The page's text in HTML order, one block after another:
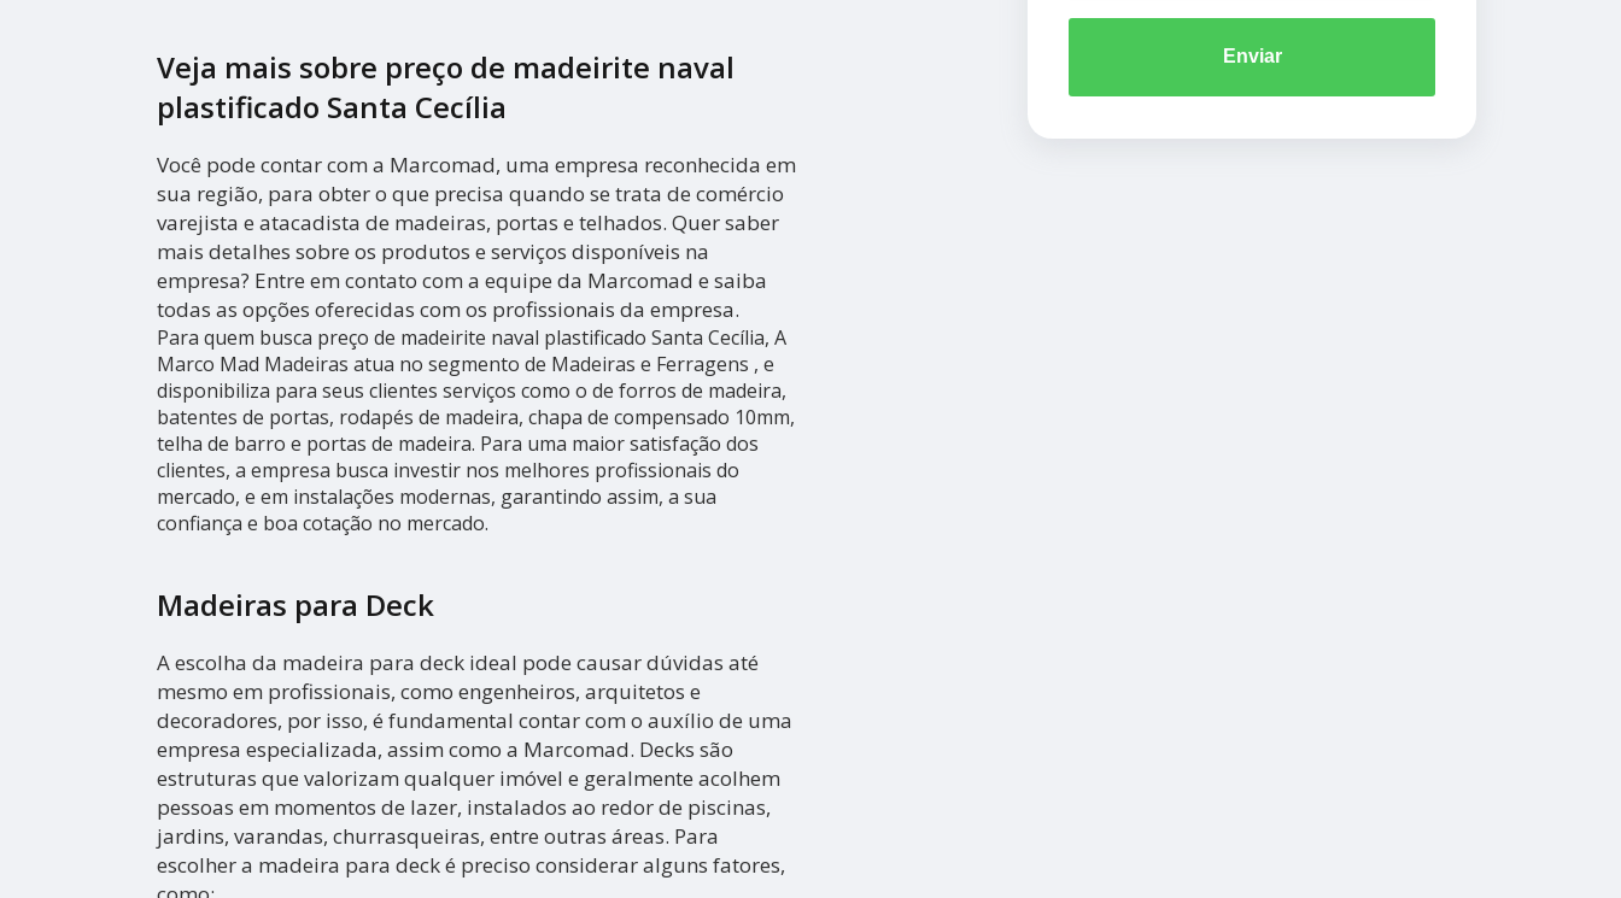
Veja mais sobre preço de madeirite naval
plastificado Santa Cecília
Você pode contar com a Marcomad, uma empresa reconhecida em
sua região, para obter o que precisa quando se trata de comércio
varejista e atacadista de madeiras, portas e telhados. Quer saber
mais detalhes sobre os produtos e serviços disponíveis na
empresa? Entre em contato com a equipe da Marcomad e saiba
todas as opções oferecidas com os profissionais da empresa.
Para quem busca preço de madeirite naval plastificado Santa Cecília, A
Marco Mad Madeiras atua no segmento de Madeiras e Ferragens , e
disponibiliza para seus clientes serviços como o de forros de madeira,
batentes de portas, rodapés de madeira, chapa de compensado 10mm,
telha de barro e portas de madeira. Para uma maior satisfação dos
clientes, a empresa busca investir nos melhores profissionais do
mercado, e em instalações modernas, garantindo assim, a sua
confiança e boa cotação no mercado.
Madeiras para Deck
A escolha da madeira para deck ideal pode causar dúvidas até
mesmo em profissionais, como engenheiros, arquitetos e
decoradores, por isso, é fundamental contar com o auxílio de uma
empresa especializada, assim como a Marcomad. Decks são
estruturas que valorizam qualquer imóvel e geralmente acolhem
pessoas em momentos de lazer, instalados ao redor de piscinas,
jardins, varandas, churrasqueiras, entre outras áreas. Para
escolher a madeira para deck é preciso considerar alguns fatores,
Enviar